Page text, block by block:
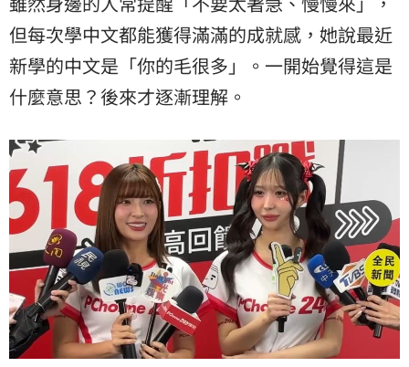
但每次學中文都能獲得滿滿的成就感，她說最近
新學的中文是「你的毛很多」。一開始覺得這是
什麼意思？後來才逐漸理解。